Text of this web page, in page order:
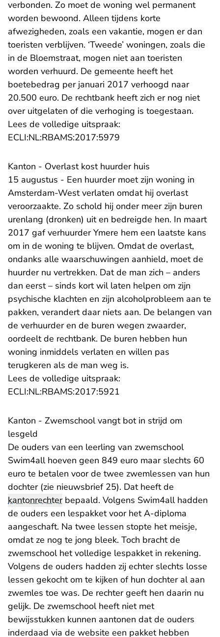
verbonden. Zo moet de woning wel permanent
worden bewoond. Alleen tijdens korte
afwezigheden, zoals een vakantie, mogen er dan
toeristen verblijven. ‘Tweede’ woningen, zoals die
in de Bloemstraat, mogen niet aan toeristen
worden verhuurd. De gemeente heeft het
boetebedrag per januari 2017 verhoogd naar
20.500 euro. De rechtbank heeft zich er nog niet
over uitgelaten of die verhoging is toegestaan.
Lees de volledige uitspraak:
ECLI:NL:RBAMS:2017:5979
Kanton - Overlast kost huurder huis
15 augustus - Een huurder moet zijn woning in
Amsterdam-West verlaten omdat hij overlast
veroorzaakte. Zo schold hij onder meer zijn buren
urenlang (dronken) uit en bedreigde hen. In maart
2017 gaf verhuurder Ymere hem een laatste kans
om in de woning te blijven. Omdat de overlast,
ondanks alle waarschuwingen aanhield, moet de
huurder nu vertrekken. Dat de man zich – anders
dan eerst – sinds kort wil laten helpen om zijn
psychische klachten en zijn alcoholprobleem aan te
pakken, verandert daar niets aan. De belangen van
de verhuurder en de buren wegen zwaarder,
oordeelt de rechtbank. De buren hebben hun
woning inmiddels verlaten en willen pas
terugkeren als de man weg is.
Lees de volledige uitspraak:
ECLI:NL:RBAMS:2017:5921
Kanton - Zwemschool vangt bot in strijd om
lesgeld
De ouders van een leerling van zwemschool
Swim4all hoeven geen 849 euro maar slechts 60
euro te betalen voor de twee zwemlessen van hun
dochter (zie nieuwsbrief 25). Dat heeft de
kantonrechterbepaald. Volgens Swim4all hadden
de ouders een lespakket voor het A-diploma
aangeschaft. Na twee lessen stopte het meisje,
omdat ze nog te jong bleek. Toch bracht de
zwemschool het volledige lespakket in rekening.
Volgens de ouders hadden zij echter slechts losse
lessen gekocht om te kijken of hun dochter al aan
zwemles toe was. De rechter geeft hen daarin nu
gelijk. De zwemschool heeft niet met
bewijsstukken kunnen aantonen dat de ouders
inderdaad via de website een pakket hebben